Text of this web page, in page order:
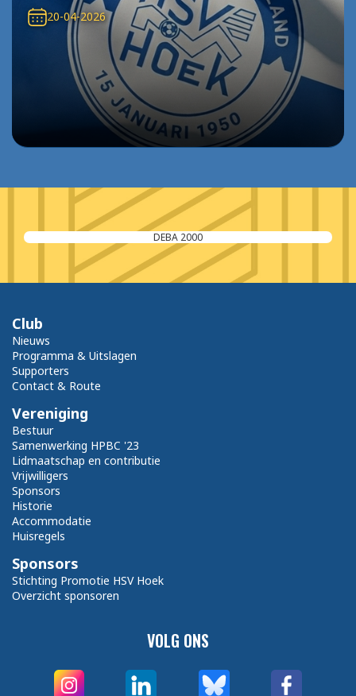
20-04-2026
DEBA 2000
VOLG ONS
Club
Nieuws
Programma & Uitslagen
Supporters
Contact & Route
Vereniging
Bestuur
Samenwerking HPBC '23
Lidmaatschap en contributie
Vrijwilligers
Sponsors
Historie
Accommodatie
Huisregels
Sponsors
Stichting Promotie HSV Hoek
Overzicht sponsoren